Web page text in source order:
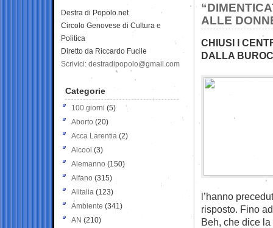
ALLE
CHIUSI I
DALLA
l’hanno
risposto. Fino
Beh, che dice
Destra di Popolo.net
Circolo Genovese di Cultura e
Politica
Diretto da Riccardo Fucile
Scrivici: destradipopolo@gmail.com
Categorie
100 giorni (5)
Aborto (20)
Acca Larentia (2)
Alcool (3)
Alemanno (150)
Alfano (315)
Alitalia (123)
Ambiente (341)
AN (210)